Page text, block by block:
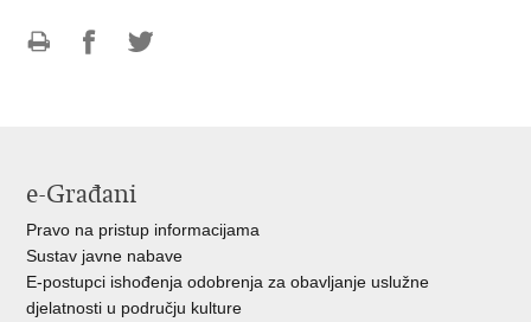
e-Građani
Pravo na pristup informacijama
Sustav javne nabave
E-postupci ishođenja odobrenja za obavljanje uslužne
djelatnosti u području kulture